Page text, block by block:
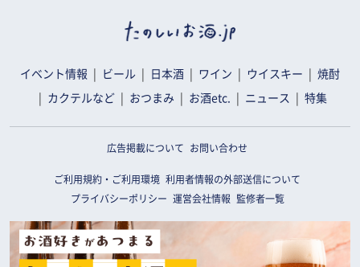
イベント情報 ビール 日本酒 ワイン ウイスキー 焼酎
カクテルなど おつまみ お酒etc. ニュース 特集
広告掲載について お問い合わせ
ご利用規約・ご利用環境 利用者情報の外部送信について
プライバシーポリシー
運営会社情報 監修者一覧